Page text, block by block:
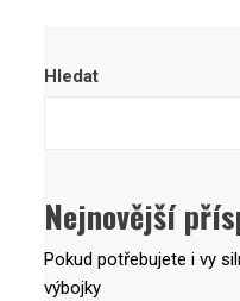
Hledat
Nejnovější
Pokud potřebujete i vy
výbojky